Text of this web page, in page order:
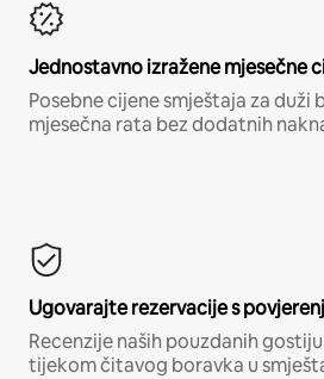
Jednostavno izražene mjesečne
Posebne cijene smještaja za duži
mjesečna rata bez dodatnih
Ugovarajte rezervacije s
Recenzije naših pouzdanih
tijekom čitavog boravka u